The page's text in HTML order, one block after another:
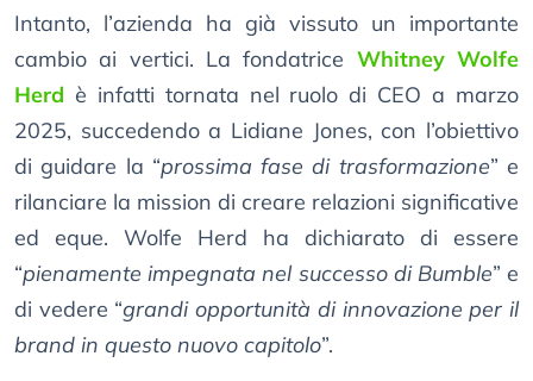
Intanto, l’azienda ha già vissuto un importante
cambio ai vertici. La fondatrice Whitney Wolfe
Herd è infatti tornata nel ruolo di CEO a marzo
2025, succedendo a Lidiane Jones, con l’obiettivo
di guidare la “prossima fase di trasformazione” e
rilanciare la mission di creare relazioni significative
ed eque. Wolfe Herd ha dichiarato di essere
“pienamente impegnata nel successo di Bumble” e
di vedere “grandi opportunità di innovazione per il
brand in questo nuovo capitolo”.